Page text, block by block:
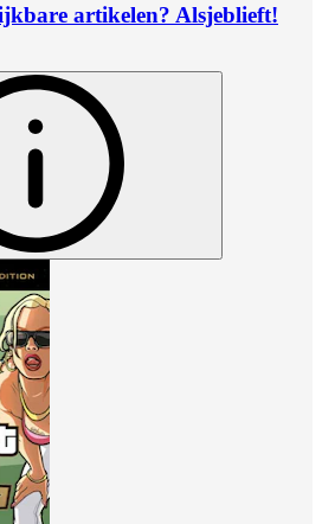
artikelen? Alsjeblieft!